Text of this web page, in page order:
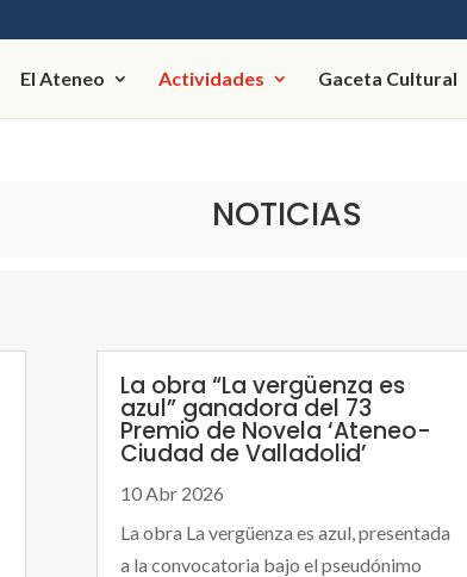
El Ateneo Actividades Gaceta Cultural
NOTICIAS
La obra “La vergüenza es
azul” ganadora del 73
Premio de Novela ‘Ateneo-
Ciudad de Valladolid’
10 Abr 2026
La obra La vergüenza es azul, presentada
a la convocatoria bajo el pseudónimo